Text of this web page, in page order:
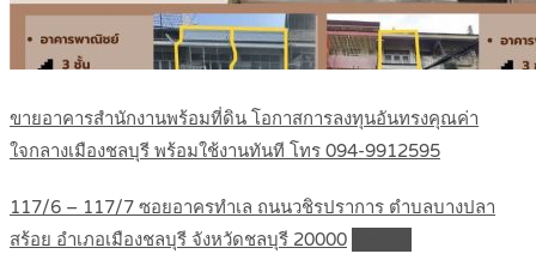
ขายอาคารสำนักงานพร้อมที่ดิน โอกาสการลงทุนอันทรงคุณค่า
ใจกลางเมืองชลบุรี พร้อมใช้งานทันที โทร 094-9912595
117/6 – 117/7 ซอยอาครทำเล ถนนวชิรปราการ ตำบลบางปลา
สร้อย อำเภอเมืองชลบุรี จังหวัดชลบุรี 20000